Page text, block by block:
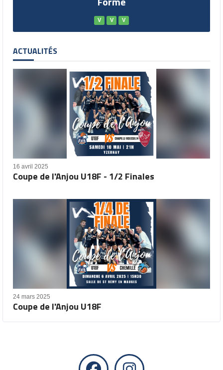
V V V
ACTUALITÉS
16 avril 2025
Coupe de l'Anjou U18F - 1/2 Finales
24 mars 2025
Coupe de l'Anjou U18F